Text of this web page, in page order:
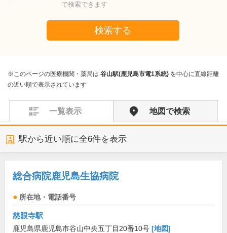
で検索できます
検索する
※このページの医療機関・薬局は 谷山駅(鹿児島市電1系統) を中心に直線距離
の近い順で表示されています
一覧表示 地図で検索
駅から近い順に全6件を表示
総合病院鹿児島生協病院
所在地・電話番号
慈眼寺駅
鹿児島県鹿児島市谷山中央五丁目20番10号 [地図]